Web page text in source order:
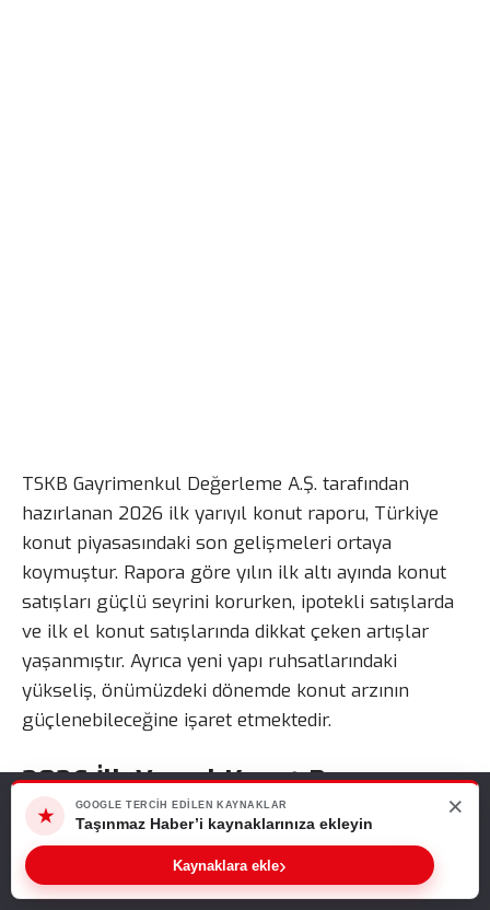
2026 İlk Yarıyıl Konut Raporu Açıklandı! Satışlar Gücünü Korurken Yeni Konut Arzı Artış Gösterdi
TSKB Gayrimenkul Değerleme A.Ş. tarafından
hazırlanan 2026 ilk yarıyıl konut raporu, Türkiye
konut piyasasındaki son gelişmeleri ortaya
koymuştur. Rapora göre yılın ilk altı ayında konut
satışları güçlü seyrini korurken, ipotekli satışlarda
ve ilk el konut satışlarında dikkat çeken artışlar
yaşanmıştır. Ayrıca yeni yapı ruhsatlarındaki
yükseliş, önümüzdeki dönemde konut arzının
güçlenebileceğine işaret etmektedir.
2026 İlk Yarıyıl Konut Raporu
Satışlardaki Güçlü Seyri Ortaya
Koydu
Web sitemizde size en iyi deneyimi sunabilmemiz için çerezleri
kullanıyoruz. Bu siteyi kullanmaya devam ederseniz, bunu kabul
ettiğinizi varsayarız.
Tamam
★
GOOGLE TERCIH EDILEN KAYNAKLAR
Taşınmaz Haber’i kaynaklarınıza ekleyin
Kaynaklara ekle›
×